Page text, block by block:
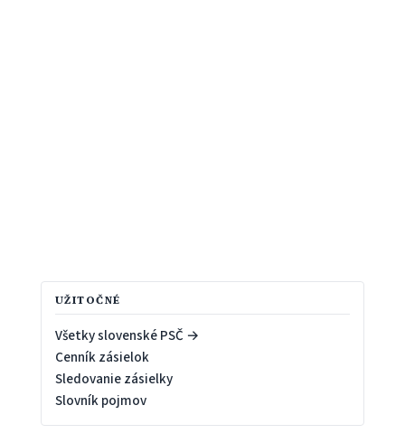
UŽITOČNÉ
Všetky slovenské PSČ →
Cenník zásielok
Sledovanie zásielky
Slovník pojmov